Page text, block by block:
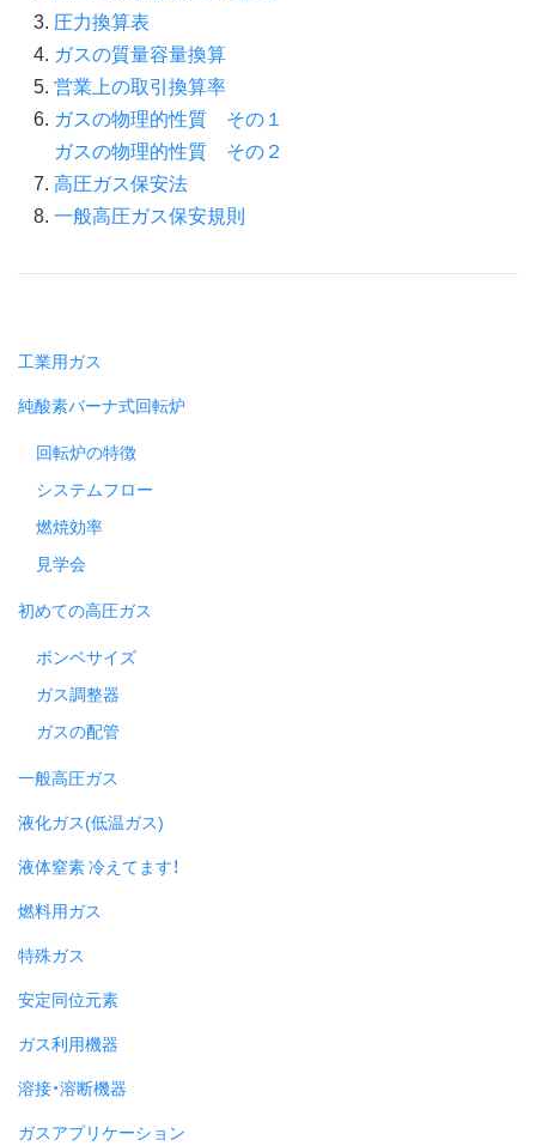
圧力換算表
ガスの質量容量換算
営業上の取引換算率
ガスの物理的性質 その１
ガスの物理的性質 その２
高圧ガス保安法
一般高圧ガス保安規則
工業用ガス
純酸素バーナ式回転炉
回転炉の特徴
システムフロー
燃焼効率
見学会
初めての高圧ガス
ボンベサイズ
ガス調整器
ガスの配管
一般高圧ガス
液化ガス(低温ガス)
液体窒素 冷えてます！
燃料用ガス
特殊ガス
安定同位元素
ガス利用機器
溶接・溶断機器
ガスアプリケーション